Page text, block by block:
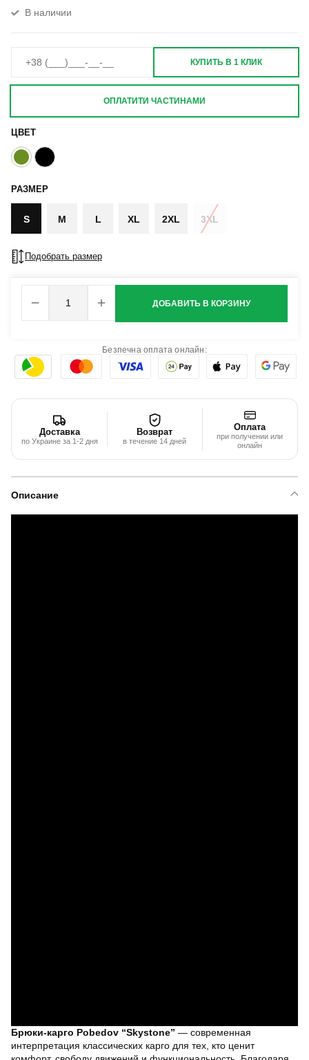
В наличии
ЦВЕТ
РАЗМЕР
S M L XL 2XL 3XL
Подобрать размер
ДОБАВИТЬ В КОРЗИНУ
КУПИТЬ В 1 КЛИК
ОПЛАТИТИ ЧАСТИНАМИ
Безпечна оплата онлайн:
Доставка
по Украине за 1-2 дня
Возврат
в течение 14 дней
Оплата
при получении или
онлайн
Описание
Брюки-карго Pobedov “Skystone” — современная
интерпретация классических карго для тех, кто ценит